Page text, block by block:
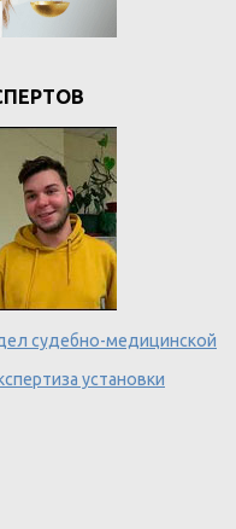
судебно-медицинской
установки